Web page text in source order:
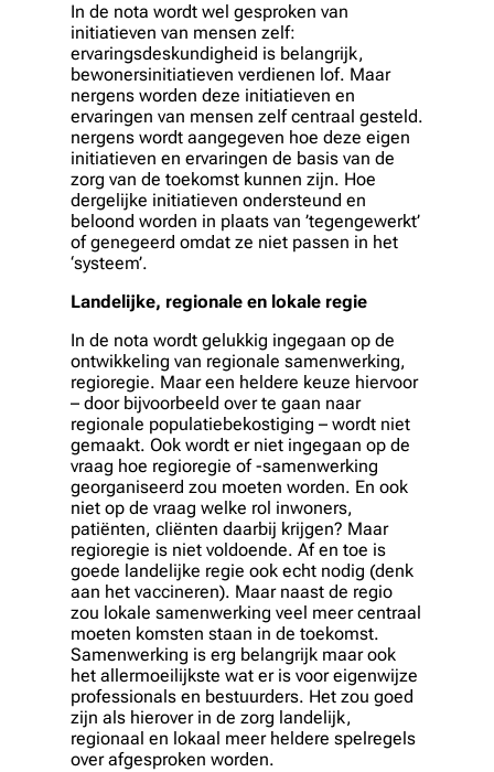
In de nota wordt wel gesproken van
initiatieven van mensen zelf:
ervaringsdeskundigheid is belangrijk,
bewonersinitiatieven verdienen lof. Maar
nergens worden deze initiatieven en
ervaringen van mensen zelf centraal gesteld.
nergens wordt aangegeven hoe deze eigen
initiatieven en ervaringen de basis van de
zorg van de toekomst kunnen zijn. Hoe
dergelijke initiatieven ondersteund en
beloond worden in plaats van ’tegengewerkt’
of genegeerd omdat ze niet passen in het
‘systeem’.
Landelijke, regionale en lokale regie
In de nota wordt gelukkig ingegaan op de
ontwikkeling van regionale samenwerking,
regioregie. Maar een heldere keuze hiervoor
– door bijvoorbeeld over te gaan naar
regionale populatiebekostiging – wordt niet
gemaakt. Ook wordt er niet ingegaan op de
vraag hoe regioregie of -samenwerking
georganiseerd zou moeten worden. En ook
niet op de vraag welke rol inwoners,
patiënten, cliënten daarbij krijgen? Maar
regioregie is niet voldoende. Af en toe is
goede landelijke regie ook echt nodig (denk
aan het vaccineren). Maar naast de regio
zou lokale samenwerking veel meer centraal
moeten komsten staan in de toekomst.
Samenwerking is erg belangrijk maar ook
het allermoeilijkste wat er is voor eigenwijze
professionals en bestuurders. Het zou goed
zijn als hierover in de zorg landelijk,
regionaal en lokaal meer heldere spelregels
over afgesproken worden.